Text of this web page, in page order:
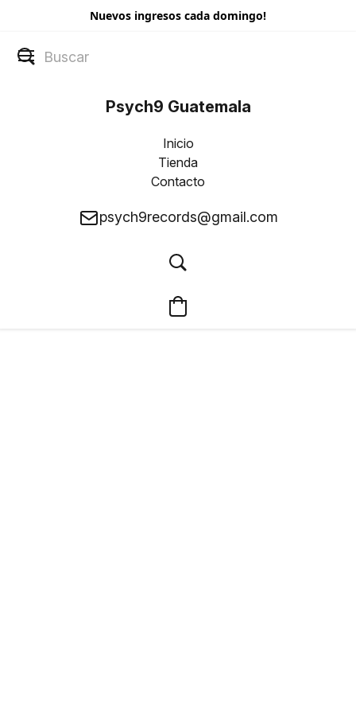
Nuevos ingresos cada domingo!
Psych9 Guatemala
Inicio
Tienda
Contacto
psych9records@gmail.com